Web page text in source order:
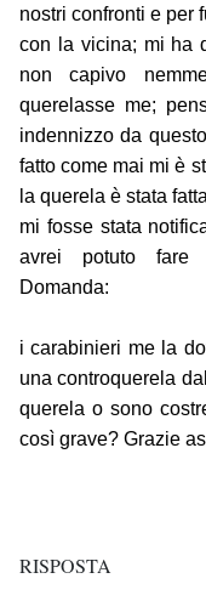
nostri confronti e per
con la vicina; mi ha
non capivo
querelasse me;
indennizzo da
fatto come mai mi è
la querela è stata
mi fosse stata
avrei potuto fare
Domanda:
i carabinieri me la
una controquerela
querela o sono
così grave? Grazie
RISPOSTA